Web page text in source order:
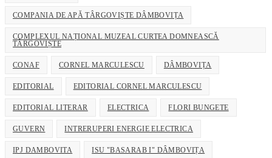
COMPANIA DE APĂ TÂRGOVIȘTE DÂMBOVIȚA
COMPLEXUL NAȚIONAL MUZEAL CURTEA DOMNEASCĂ
TÂRGOVIȘTE
CONAF CORNEL MARCULESCU DÂMBOVIȚA
EDITORIAL EDITORIAL CORNEL MARCULESCU
EDITORIAL LITERAR ELECTRICA FLORI BUNGETE
GUVERN INTRERUPERI ENERGIE ELECTRICA
IPJ DAMBOVITA ISU "BASARAB I" DÂMBOVIȚA